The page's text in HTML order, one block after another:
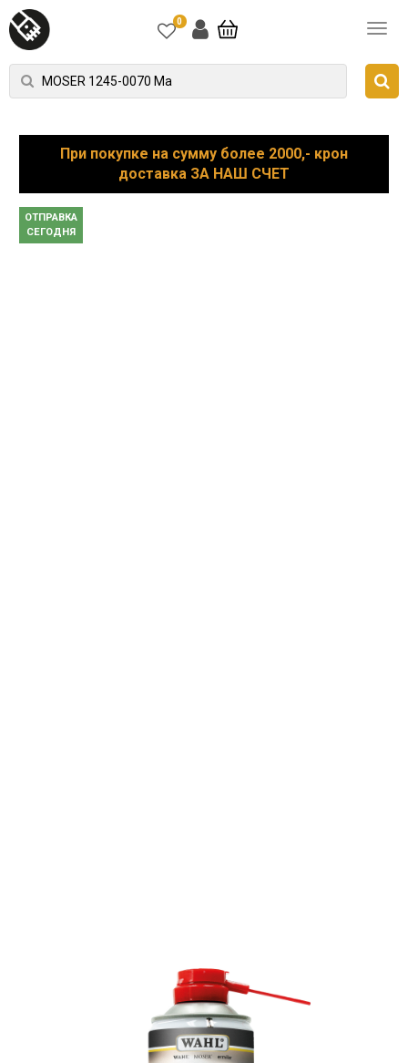
0
При покупке на сумму более 2000,- крон
доставка ЗА НАШ СЧЕТ
ОТПРАВКА
СЕГОДНЯ